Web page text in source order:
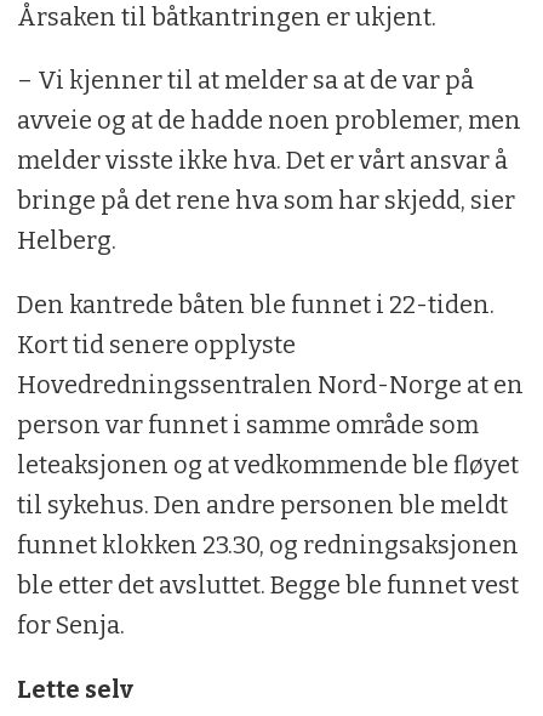
Årsaken til båtkantringen er ukjent.
– Vi kjenner til at melder sa at de var på
avveie og at de hadde noen problemer, men
melder visste ikke hva. Det er vårt ansvar å
bringe på det rene hva som har skjedd, sier
Helberg.
Den kantrede båten ble funnet i 22-tiden.
Kort tid senere opplyste
Hovedredningssentralen Nord-Norge at en
person var funnet i samme område som
leteaksjonen og at vedkommende ble fløyet
til sykehus. Den andre personen ble meldt
funnet klokken 23.30, og redningsaksjonen
ble etter det avsluttet. Begge ble funnet vest
for Senja.
Lette selv